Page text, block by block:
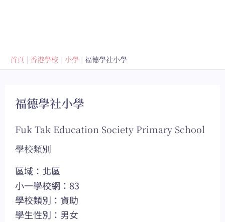
首頁 香港學校 小學 福德學社小學
福德學社小學
Fuk Tak Education Society Primary School
學校類別
區域：北區
小一學校網：83
學校類別：資助
學生性別：男女